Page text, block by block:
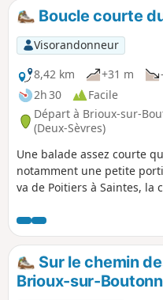
Boucle courte
Visorandonneur
8,42 km
+31 m
2h 30
Facile
Départ à Brioux-sur-
(Deux-Sèvres)
Une balade assez courte
notamment une petite
va de Poitiers à Saintes, la
l'Aiguière et du Dauphin et
Vezançais avec son
Sur le chemin
Brioux-sur-